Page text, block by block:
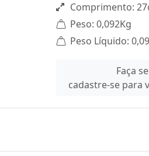
Comprimento:
Peso: 0,092Kg
Peso Líquido:
Faça
cadastre-se para